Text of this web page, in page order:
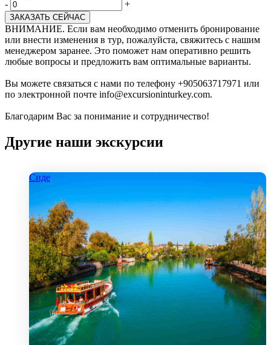
-
+
ЗАКАЗАТЬ СЕЙЧАС
ВНИМАНИЕ. Если вам необходимо отменить бронирование
или внести изменения в тур, пожалуйста, свяжитесь с нашим
менеджером заранее. Это поможет нам оперативно решить
любые вопросы и предложить вам оптимальные варианты.
Вы можете связаться с нами по телефону +905063717971 или
по электронной почте info@excursioninturkey.com.
Благодарим Вас за понимание и сотрудничество!
Другие наши экскурсии
Сиде